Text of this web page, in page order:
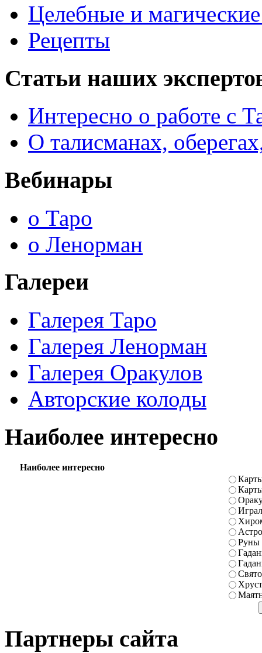
Целебные и магические
Рецепты
Статьи наших
Интересно о работе с
О талисманах,
Вебинары
о Таро
о Ленорман
Галереи
Галерея Таро
Галерея Ленорман
Галерея Оракулов
Авторские колоды
Наиболее интересно
Наиболее интересно
Руны
Партнеры сайта